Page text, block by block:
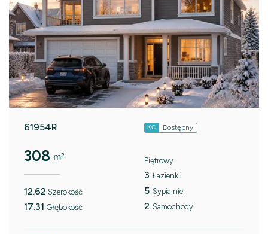
61954R KC Dostępny
308 m²
12.62 Szerokość
17.31 Głębokość
Piętrowy
3 Łazienki
5 Sypialnie
2 Samochody